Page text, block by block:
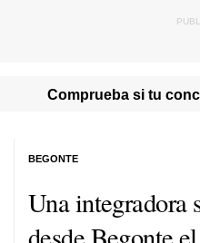
Comprueba si tu
Una integradora
BEGONTE